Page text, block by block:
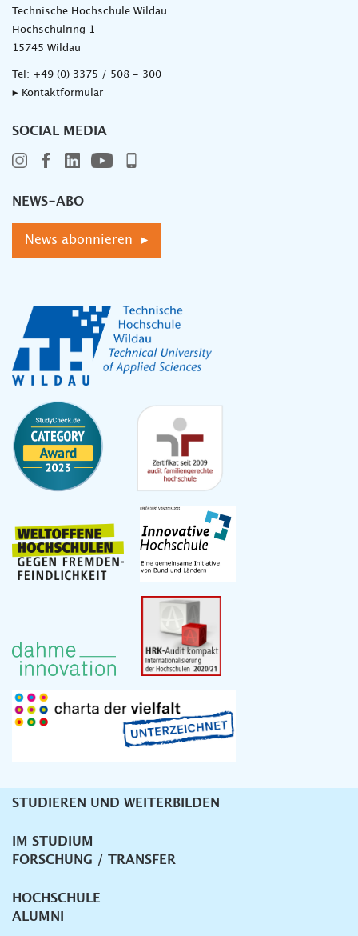
Technische Hochschule Wildau
Hochschulring 1
15745 Wildau
Tel: +49 (0) 3375 / 508 - 300
▸ Kontaktformular
SOCIAL MEDIA
NEWS-ABO
News abonnieren ▸
Unternavigation
STUDIEREN UND WEITERBILDEN
IM STUDIUM
FORSCHUNG / TRANSFER
HOCHSCHULE
ALUMNI